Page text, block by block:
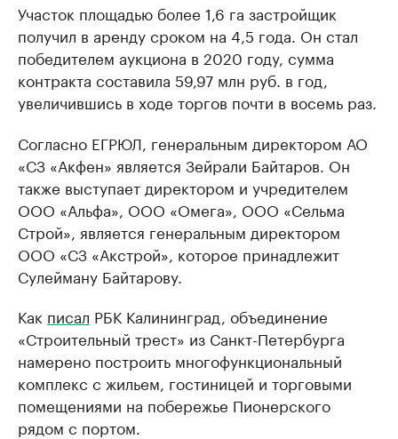
Участок площадью более 1,6 га застройщик
получил в аренду сроком на 4,5 года. Он стал
победителем аукциона в 2020 году, сумма
контракта составила 59,97 млн руб. в год,
увеличившись в ходе торгов почти в восемь раз.
Согласно ЕГРЮЛ, генеральным директором АО
«СЗ «Акфен» является Зейрали Байтаров. Он
также выступает директором и учредителем
ООО «Альфа», ООО «Омега», ООО «Сельма
Строй», является генеральным директором
ООО «СЗ «Акстрой», которое принадлежит
Сулейману Байтарову.
Как писал РБК Калининград, объединение
«Строительный трест» из Санкт-Петербурга
намерено построить многофункциональный
комплекс с жильем, гостиницей и торговыми
помещениями на побережье Пионерского
рядом с портом.